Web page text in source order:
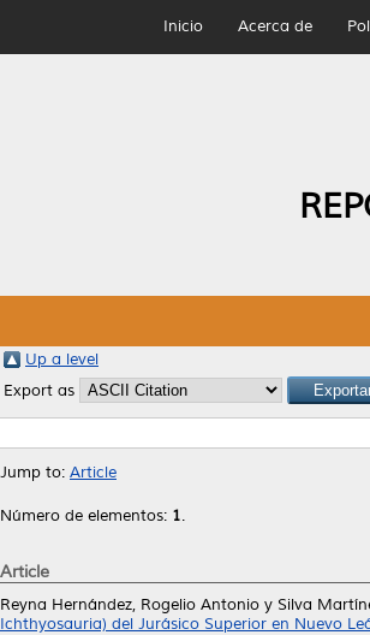
Inicio Acerca de
Up a level
Export as
Jump to: Article
Número de elementos: 1.
Article
Reyna Hernández, Rogelio Antonio y Silva
Ichthyosauria) del Jurásico Superior en Nuevo